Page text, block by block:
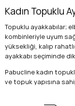
Kadın Topuklu
Topuklu ayakkabılar;
kombinleriyle uyum
yüksekliği, kalıp
ayakkabı seçiminde
Pabucline kadın
ve topuk yapısına